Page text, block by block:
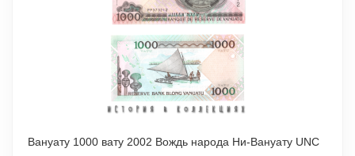
Вануату 1000 вату 2002 Вождь народа Ни-Вануату UNC